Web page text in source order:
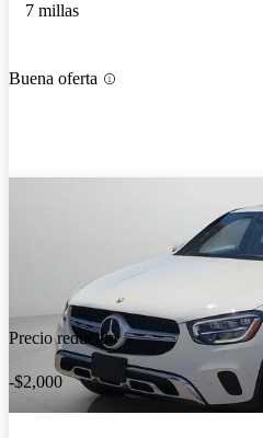
7 millas
Buena oferta
Precio reducido
-$2,000